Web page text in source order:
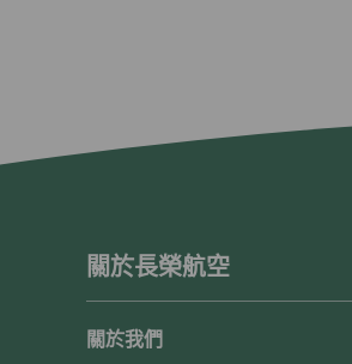
關於長榮航空
關於我們